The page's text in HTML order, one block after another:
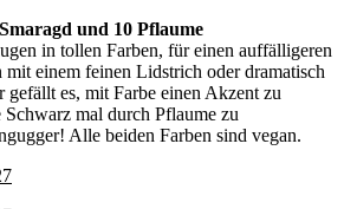
und 10 Pflaume
in tollen Farben, für einen auffälligeren
einem feinen Lidstrich oder dramatisch
es, mit Farbe einen Akzent zu
Schwarz mal durch Pflaume zu
Alle beiden Farben sind vegan.